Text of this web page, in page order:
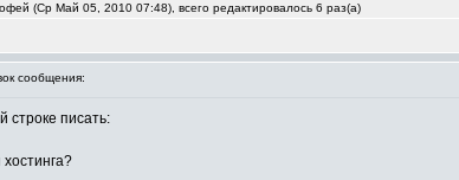
(Ср Май 05, 2010 07:48), всего редактировалось 6 раз(а)
сообщения:
строке писать: